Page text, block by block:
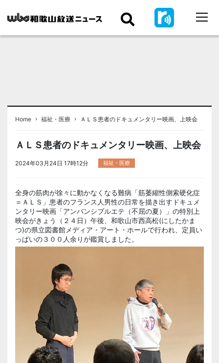
Home › 福祉・医療 › ＡＬＳ患者のドキュメンタリー映画、上映会
ＡＬＳ患者のドキュメンタリー映画、上映会
2024年03月24日 17時12分 福祉・医療
全身の筋肉が徐々に動かなくなる難病「筋萎縮性側索硬化症
＝ＡＬＳ」患者のフランス人男性の日常を描き出すドキュメ
ンタリー映画「アンバンシブルエテ（不屈の夏）」の特別上
映会がきょう（２４日）午後、和歌山市西高松(にしたかま
つ)の県立図書館メディア・アート・ホールで行われ、定員い
っぱいの３００人余りが鑑賞しました。